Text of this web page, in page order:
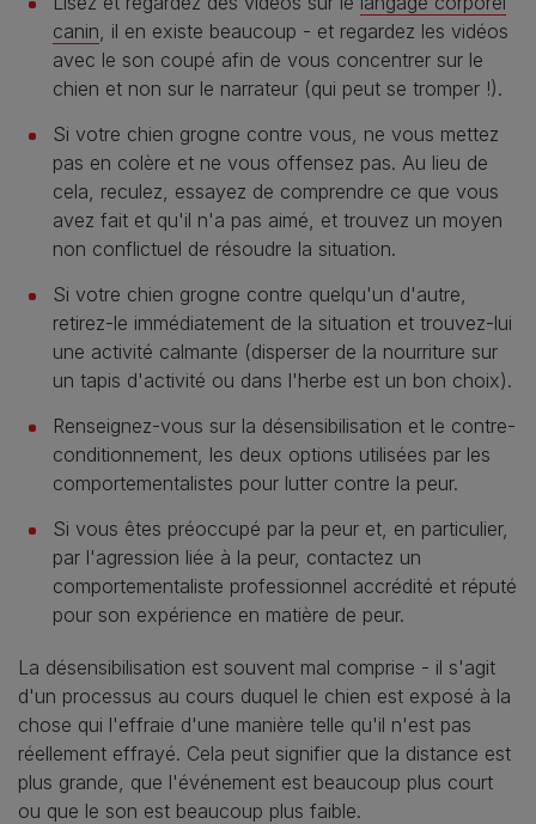
canin , il en existe beaucoup - et regardez les vidéos
avec le son coupé afin de vous concentrer sur le
chien et non sur le narrateur (qui peut se tromper !).
Si votre chien grogne contre vous, ne vous mettez
pas en colère et ne vous offensez pas. Au lieu de
cela, reculez, essayez de comprendre ce que vous
avez fait et qu'il n'a pas aimé, et trouvez un moyen
non conflictuel de résoudre la situation.
Si votre chien grogne contre quelqu'un d'autre,
retirez-le immédiatement de la situation et trouvez-lui
une activité calmante (disperser de la nourriture sur
un tapis d'activité ou dans l'herbe est un bon choix).
Renseignez-vous sur la désensibilisation et le contre-
conditionnement, les deux options utilisées par les
comportementalistes pour lutter contre la peur.
Si vous êtes préoccupé par la peur et, en particulier,
par l'agression liée à la peur, contactez un
comportementaliste professionnel accrédité et réputé
pour son expérience en matière de peur.
La désensibilisation est souvent mal comprise - il s'agit
d'un processus au cours duquel le chien est exposé à la
chose qui l'effraie d'une manière telle qu'il n'est pas
réellement effrayé. Cela peut signifier que la distance est
plus grande, que l'événement est beaucoup plus court
ou que le son est beaucoup plus faible.